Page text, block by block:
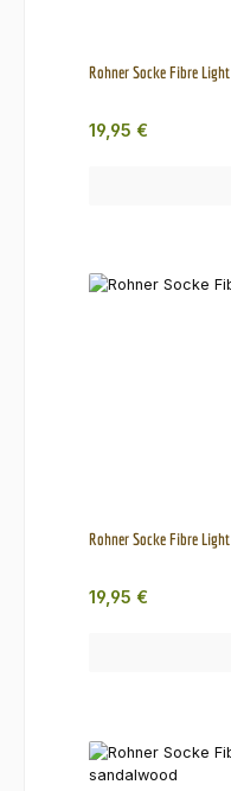
Rohner Socke Fibre
Regulärer Preis:
19,95 €
Rohner Socke Fibre
Regulärer Preis:
19,95 €